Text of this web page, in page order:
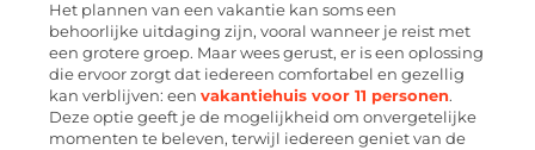
Het plannen van een vakantie kan soms een
behoorlijke uitdaging zijn, vooral wanneer je reist met
een grotere groep. Maar wees gerust, er is een oplossing
die ervoor zorgt dat iedereen comfortabel en gezellig
kan verblijven: een vakantiehuis voor 11 personen.
Deze optie geeft je de mogelijkheid om onvergetelijke
momenten te beleven, terwijl iedereen geniet van de